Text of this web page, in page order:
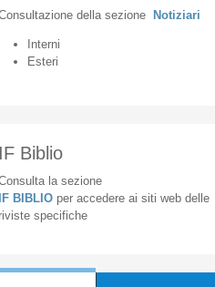
della sezione Notiziari
Interni
Esteri
IF Biblio
la sezione
IF BIBLIO per accedere ai siti web delle
riviste specifiche